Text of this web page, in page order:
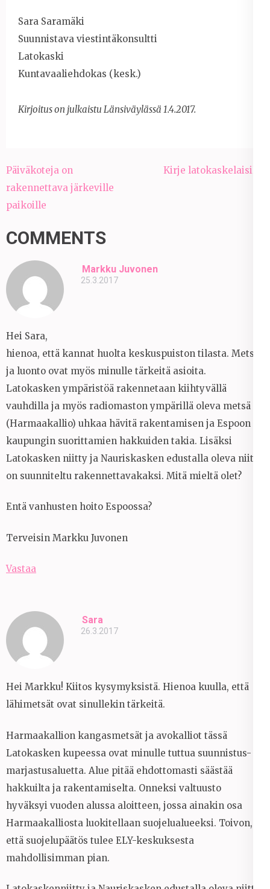
Sara Saramäki
Suunnistava viestintäkonsultti
Latokaski
Kuntavaaliehdokas (kesk.)
Kirjoitus on julkaistu Länsiväylässä 1.4.2017.
Artikkelien
selaus
Päiväkoteja on
rakennettava järkeville
paikoille
Kirje latokaskelaisille
COMMENTS
Markku Juvonen
25.3.2017
Hei Sara,
hienoa, että kannat huolta keskuspuiston tilasta. Metsä
ja luonto ovat myös minulle tärkeitä asioita.
Latokasken ympäristöä rakennetaan kiihtyvällä
vauhdilla ja myös radiomaston ympärillä oleva metsä
(Harmaakallio) uhkaa hävitä rakentamisen ja Espoon
kaupungin suorittamien hakkuiden takia. Lisäksi
Latokasken niitty ja Nauriskasken edustalla oleva niitty
on suunniteltu rakennettavakaksi. Mitä mieltä olet?
Entä vanhusten hoito Espoossa?
Terveisin Markku Juvonen
Vastaa
Sara
26.3.2017
Hei Markku! Kiitos kysymyksistä. Hienoa kuulla, että
lähimetsät ovat sinullekin tärkeitä.
Harmaakallion kangasmetsät ja avokalliot tässä
Latokasken kupeessa ovat minulle tuttua suunnistus- ja
marjastusaluetta. Alue pitää ehdottomasti säästää
hakkuilta ja rakentamiselta. Onneksi valtuusto
hyväksyi vuoden alussa aloitteen, jossa ainakin osa
Harmaakalliosta luokitellaan suojelualueeksi. Toivon,
että suojelupäätös tulee ELY-keskuksesta
mahdollisimman pian.